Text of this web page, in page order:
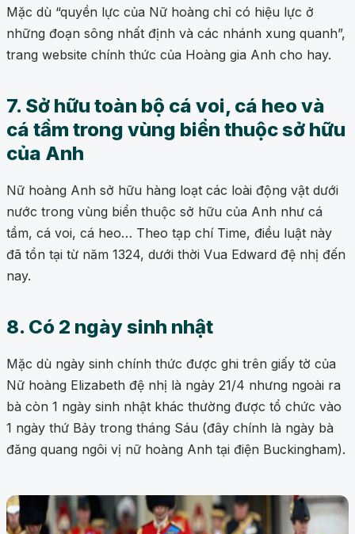
Mặc dù “quyền lực của Nữ hoàng chỉ có hiệu lực ở
những đoạn sông nhất định và các nhánh xung quanh”,
trang website chính thức của Hoàng gia Anh cho hay.
7. Sở hữu toàn bộ cá voi, cá heo và
cá tầm trong vùng biển thuộc sở hữu
của Anh
Nữ hoàng Anh sở hữu hàng loạt các loài động vật dưới
nước trong vùng biển thuộc sở hữu của Anh như cá
tầm, cá voi, cá heo… Theo tạp chí Time, điều luật này
đã tồn tại từ năm 1324, dưới thời Vua Edward đệ nhị đến
nay.
8. Có 2 ngày sinh nhật
Mặc dù ngày sinh chính thức được ghi trên giấy tờ của
Nữ hoàng Elizabeth đệ nhị là ngày 21/4 nhưng ngoài ra
bà còn 1 ngày sinh nhật khác thường được tổ chức vào
1 ngày thứ Bảy trong tháng Sáu (đây chính là ngày bà
đăng quang ngôi vị nữ hoàng Anh tại điện Buckingham).